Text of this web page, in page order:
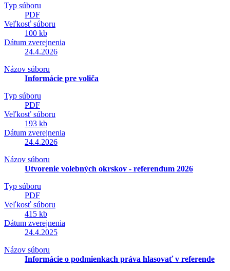
Typ súboru
PDF
Veľkosť súboru
100 kb
Dátum zverejnenia
24.4.2026
Názov súboru
Informácie pre voliča
Typ súboru
PDF
Veľkosť súboru
193 kb
Dátum zverejnenia
24.4.2026
Názov súboru
Utvorenie volebných okrskov - referendum 2026
Typ súboru
PDF
Veľkosť súboru
415 kb
Dátum zverejnenia
24.4.2025
Názov súboru
Informácie o podmienkach práva hlasovať v referende